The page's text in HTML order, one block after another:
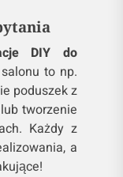
DIY do
to np.
poduszek z
tworzenie
Każdy z
a